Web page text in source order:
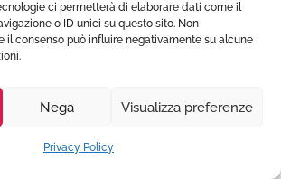
ci permetterà di elaborare dati come il
o ID unici su questo sito. Non
il consenso può influire negativamente su alcune
Nega Visualizza preferenze
Privacy Policy